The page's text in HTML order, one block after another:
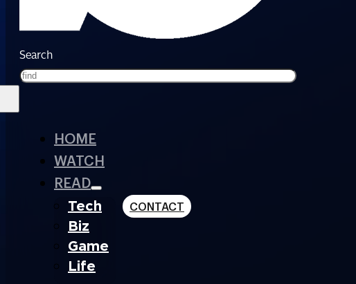
Search
HOME
WATCH
READ
Tech
Biz
Game
Life
CONTACT